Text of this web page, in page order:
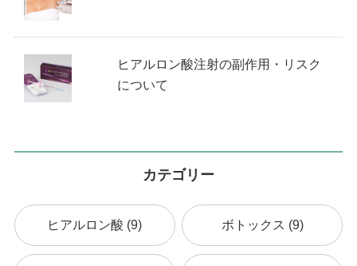
ヒアルロン酸注射の副作用・リスク
について
カテゴリー
ヒアルロン酸 (9) ボトックス (9)